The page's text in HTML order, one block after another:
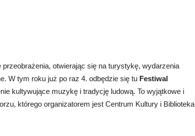
przeobrażenia, otwierając się na turystykę, wydarzenia
W tym roku już po raz 4. odbędzie się tu Festiwal
kultywujące muzykę i tradycję ludową. To wyjątkowe i
którego organizatorem jest Centrum Kultury i Biblioteka